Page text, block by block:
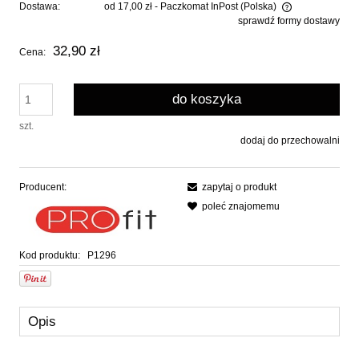
Dostawa:
od 17,00 zł - Paczkomat InPost (Polska)
Cena nie zawiera ewentualnych kosztów płatnościsprawdź formy dostawy
Cena: 32,90 zł
szt.
do koszyka
dodaj do przechowalni
Producent:
Kod produktu: P1296
zapytaj o produkt
poleć znajomemu
Opis